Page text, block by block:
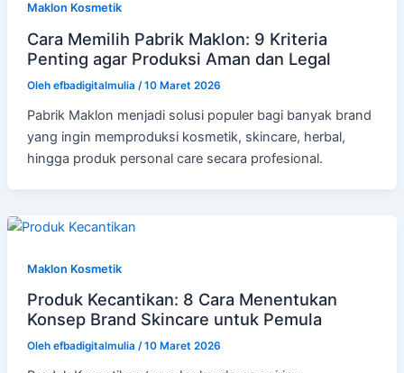
Maklon Kosmetik
Cara Memilih Pabrik Maklon: 9 Kriteria
Penting agar Produksi Aman dan Legal
Oleh efbadigitalmulia /10 Maret 2026
Pabrik Maklon menjadi solusi populer bagi banyak brand
yang ingin memproduksi kosmetik, skincare, herbal,
hingga produk personal care secara profesional.
Maklon Kosmetik
Produk Kecantikan: 8 Cara Menentukan
Konsep Brand Skincare untuk Pemula
Oleh efbadigitalmulia /10 Maret 2026